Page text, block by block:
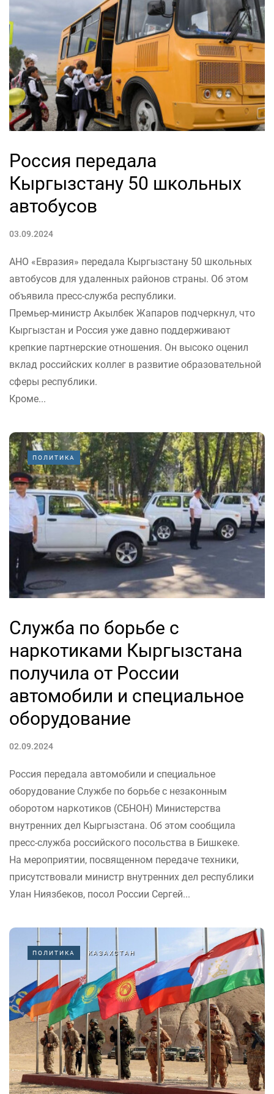
Россия передала
Кыргызстану 50 школьных
автобусов
03.09.2024
АНО «Евразия» передала Кыргызстану 50 школьных
автобусов для удаленных районов страны. Об этом
объявила пресс-служба республики.
Премьер-министр Акылбек Жапаров подчеркнул, что
Кыргызстан и Россия уже давно поддерживают
крепкие партнерские отношения. Он высоко оценил
вклад российских коллег в развитие образовательной
сферы республики.
Кроме...
ПОЛИТИКА
Служба по борьбе с
наркотиками Кыргызстана
получила от России
автомобили и специальное
оборудование
02.09.2024
Россия передала автомобили и специальное
оборудование Службе по борьбе с незаконным
оборотом наркотиков (СБНОН) Министерства
внутренних дел Кыргызстана. Об этом сообщила
пресс-служба российского посольства в Бишкеке.
На мероприятии, посвященном передаче техники,
присутствовали министр внутренних дел республики
Улан Ниязбеков, посол России Сергей...
ПОЛИТИКА КАЗАХСТАН